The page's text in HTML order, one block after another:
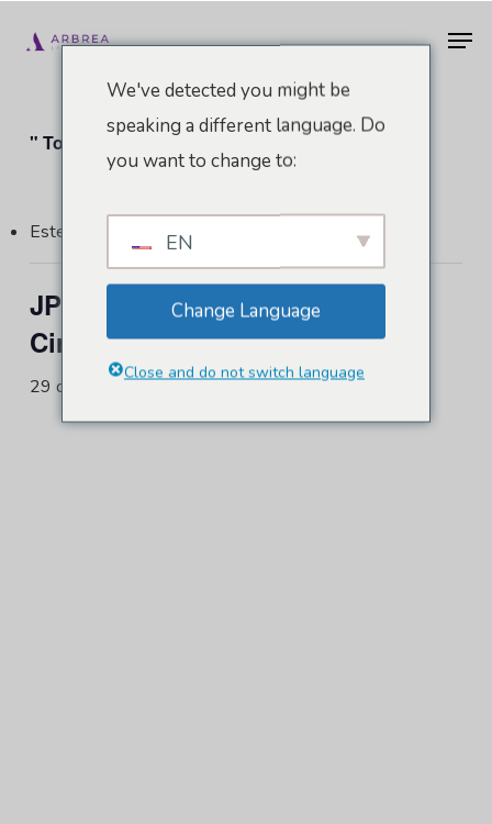
para
principal
" Todos Eventos
Este evento já passou.
JP 2024 - Jornada Paulista de
Cirurgia Plástica
29 de maio de 2024-1º de junho de 2024
We've detected you might be
speaking a different language. Do
you want to change to:
EN
Change Language
Close and do not switch language